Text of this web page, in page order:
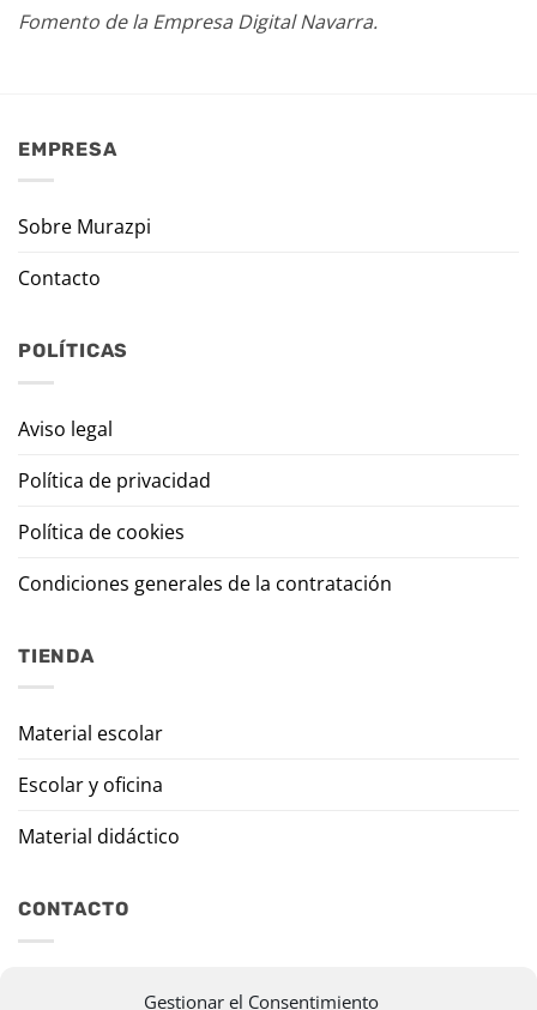
Gestionar el Consentimiento
Fomento de la Empresa Digital Navarra.
EMPRESA
Sobre Murazpi
Contacto
POLÍTICAS
Aviso legal
Política de privacidad
Política de cookies
Condiciones generales de la contratación
TIENDA
Material escolar
Escolar y oficina
Material didáctico
CONTACTO